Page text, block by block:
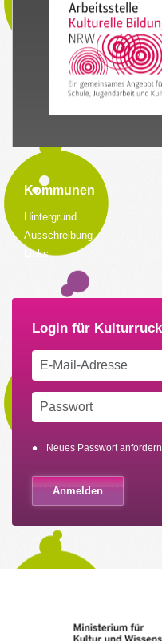
Kommunen
Hintergrund
Ausschreibung
Links
Neues Passwort anfordern